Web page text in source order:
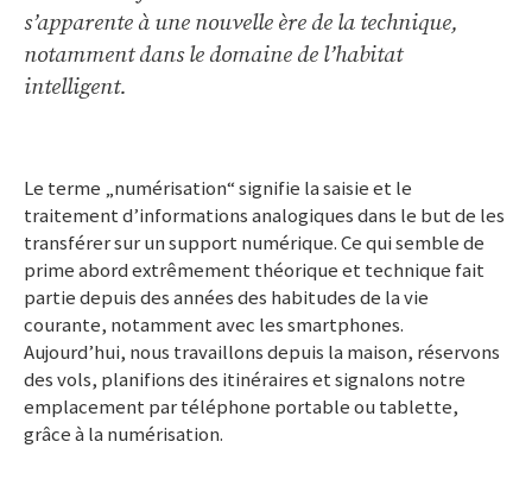
s’apparente à une nouvelle ère de la technique,
notamment dans le domaine de l’habitat
intelligent.
Le terme „numérisation“ signifie la saisie et le
traitement d’informations analogiques dans le but de les
transférer sur un support numérique. Ce qui semble de
prime abord extrêmement théorique et technique fait
partie depuis des années des habitudes de la vie
courante, notamment avec les smartphones.
Aujourd’hui, nous travaillons depuis la maison, réservons
des vols, planifions des itinéraires et signalons notre
emplacement par téléphone portable ou tablette,
grâce à la numérisation.